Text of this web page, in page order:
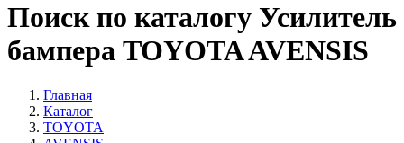
Поиск по каталогу Усилитель
бампера TOYOTA AVENSIS
Главная
Каталог
TOYOTA